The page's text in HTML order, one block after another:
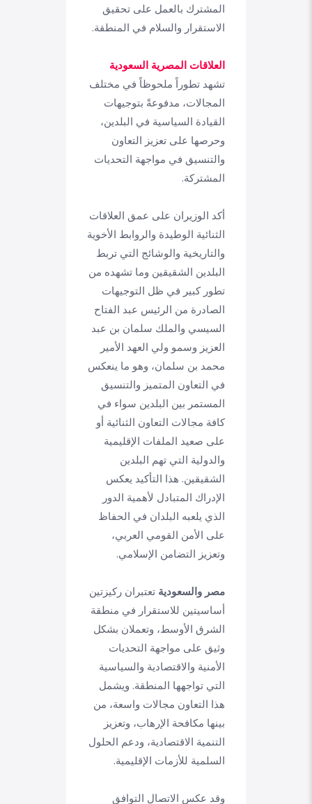
المشترك بالعمل على تحقيق
الاستقرار والسلام في المنطقة.
العلاقات المصرية السعودية
تشهد تطوراً ملحوظاً في مختلف
المجالات، مدفوعةً بتوجيهات
القيادة السياسية في البلدين،
وحرصها على تعزيز التعاون
والتنسيق في مواجهة التحديات
المشتركة.
أكد الوزيران على عمق العلاقات
الثنائية الوطيدة والروابط الأخوية
والتاريخية والوشائج التي تربط
البلدين الشقيقين وما تشهده من
تطور كبير في ظل التوجيهات
الصادرة من الرئيس عبد الفتاح
السيسي والملك سلمان بن عبد
العزيز وسمو ولي العهد الأمير
محمد بن سلمان، وهو ما ينعكس
في التعاون المتميز والتنسيق
المستمر بين البلدين سواء في
كافة مجالات التعاون الثنائية أو
على صعيد الملفات الإقليمية
والدولية التي تهم البلدين
الشقيقين. هذا التأكيد يعكس
الإدراك المتبادل لأهمية الدور
الذي يلعبه البلدان في الحفاظ
على الأمن القومي العربي،
وتعزيز التضامن الإسلامي.
مصر والسعودية تعتبران ركيزتين
أساسيتين للاستقرار في منطقة
الشرق الأوسط، وتعملان بشكل
وثيق على مواجهة التحديات
الأمنية والاقتصادية والسياسية
التي تواجهها المنطقة. ويشمل
هذا التعاون مجالات واسعة، من
بينها مكافحة الإرهاب، وتعزيز
التنمية الاقتصادية، ودعم الحلول
السلمية للأزمات الإقليمية.
وقد عكس الاتصال التوافق